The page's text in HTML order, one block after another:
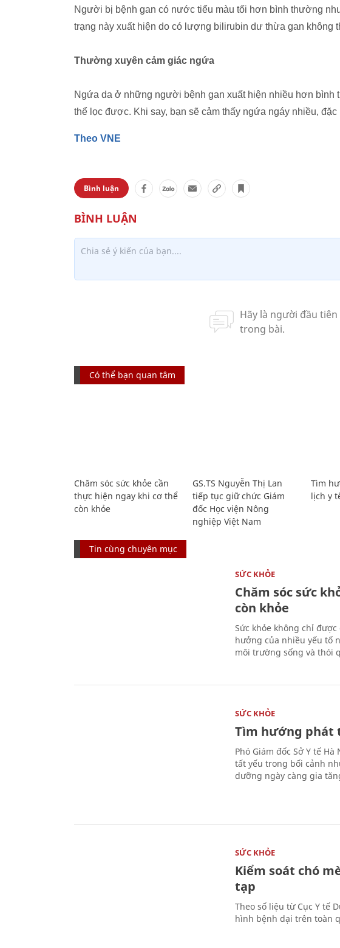
Người bị bệnh gan có nước tiểu màu tối hơn bình thường
trạng này xuất hiện do có lượng bilirubin dư thừa gan không
Thường xuyên cảm giác ngứa
Ngứa da ở những người bệnh gan xuất hiện nhiều hơn bình
thể lọc được. Khi say, bạn sẽ cảm thấy ngứa ngáy nhiều, đặc
Theo VNE
Bình luận
Có thể bạn quan tâm
Chăm sóc sức khỏe cần
thực hiện ngay khi cơ thể
còn khỏe
GS.TS Nguyễn Thị Lan
tiếp tục giữ chức Giám
đốc Học viện Nông
nghiệp Việt Nam
Tìm
lịch y
Tin cùng chuyên mục
SỨC KHỎE
Chăm sóc sức
còn khỏe
Sức khỏe không chỉ
hưởng của nhiều yếu tố
môi trường sống và thói
SỨC KHỎE
Tìm hướng phát
Phó Giám đốc Sở Y tế
tất yếu trong bối cảnh
dưỡng ngày càng gia
SỨC KHỎE
Kiểm soát chó
tạp
Theo số liệu từ Cục Y tế
hình bệnh dại trên toàn